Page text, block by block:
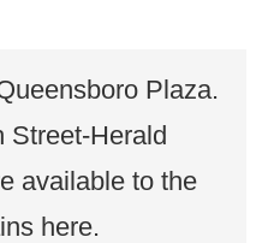
Plaza.
Street-Herald
available to the
here.